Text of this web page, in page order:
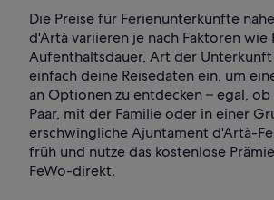
Die Preise für Ferienunterkünfte
d'Artà variieren je nach Faktoren wie
Aufenthaltsdauer, Art der
einfach deine Reisedaten ein, um
an Optionen zu entdecken – egal, ob
Paar, mit der Familie oder in einer
erschwingliche Ajuntament d'Artà-
früh und nutze das kostenlose
FeWo-direkt.